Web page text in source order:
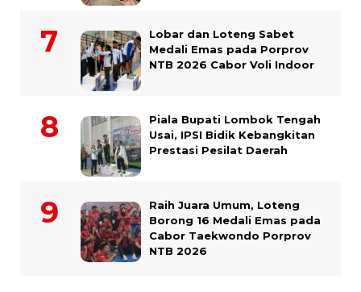
Lobar dan Loteng Sabet
Medali Emas pada Porprov
NTB 2026 Cabor Voli Indoor
Piala Bupati Lombok Tengah
Usai, IPSI Bidik Kebangkitan
Prestasi Pesilat Daerah
Raih Juara Umum, Loteng
Borong 16 Medali Emas pada
Cabor Taekwondo Porprov
NTB 2026